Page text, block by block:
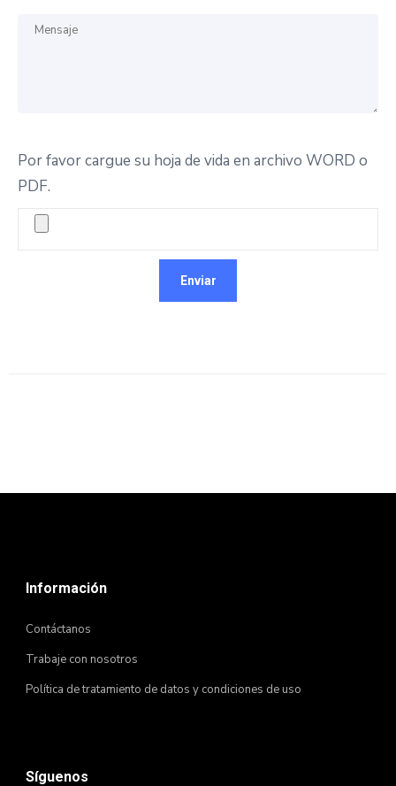
Por favor cargue su hoja de vida en archivo WORD o
PDF.
Información
Contáctanos
Trabaje con nosotros
Política de tratamiento de datos y condiciones de uso
Síguenos